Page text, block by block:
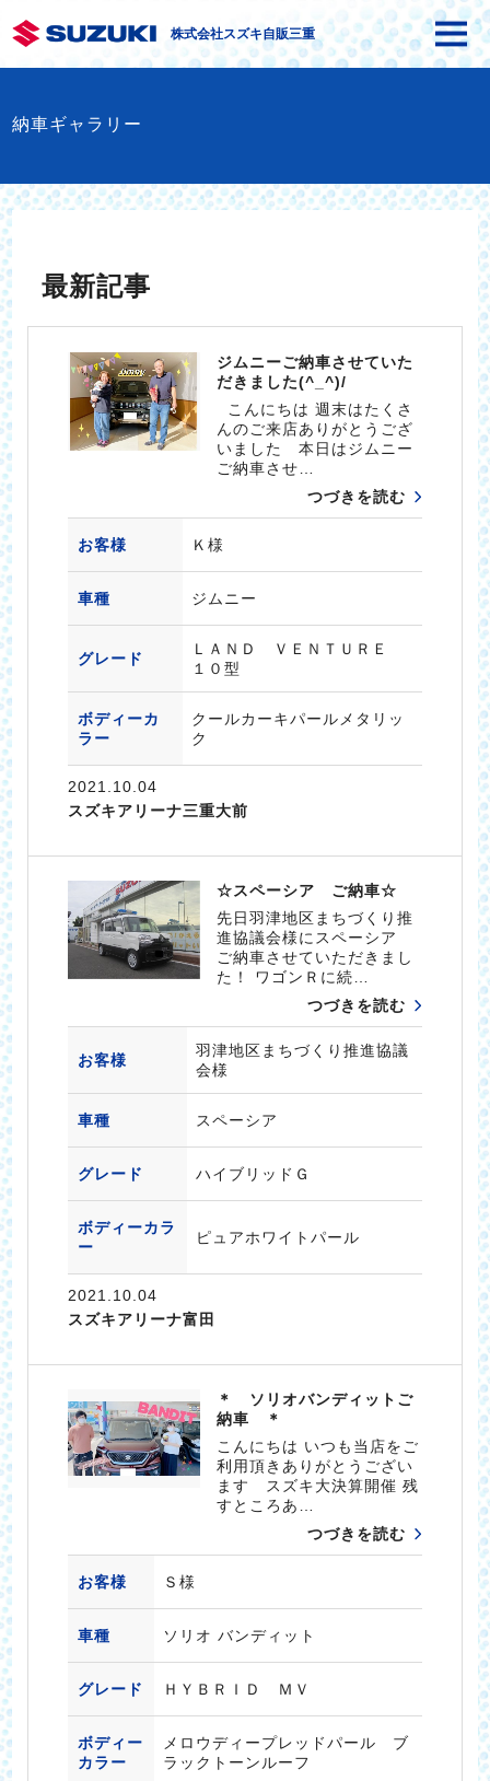
株式会社スズキ自販三重
納車ギャラリー
最新記事
ジムニーご納車させていた
だきました(^_^)/
こんにちは 週末はたくさ
んのご来店ありがとうござ
いました 本日はジムニー
ご納車させ…
つづきを読む
お客様 Ｋ様
車種 ジムニー
グレード
ＬＡＮＤ ＶＥＮＴＵＲＥ
１０型
ボディーカ
ラー
クールカーキパールメタリッ
ク
2021.10.04
スズキアリーナ三重大前
☆スペーシア ご納車☆
先日羽津地区まちづくり推
進協議会様にスペーシア
ご納車させていただきまし
た！ ワゴンＲに続…
つづきを読む
お客様
羽津地区まちづくり推進協議
会様
車種 スペーシア
グレード ハイブリッドＧ
ボディーカラ
ー
ピュアホワイトパール
2021.10.04
スズキアリーナ富田
＊ ソリオバンディットご
納車 ＊
こんにちは いつも当店をご
利用頂きありがとうござい
ます スズキ大決算開催 残
すところあ…
つづきを読む
お客様 Ｓ様
車種 ソリオ バンディット
グレード ＨＹＢＲＩＤ ＭＶ
ボディー
カラー
メロウディープレッドパール ブ
ラックトーンルーフ